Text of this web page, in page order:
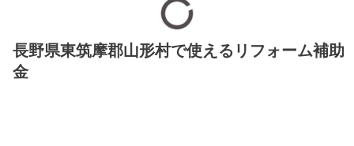
長野県東筑摩郡山形村で使えるリフォーム補助
金